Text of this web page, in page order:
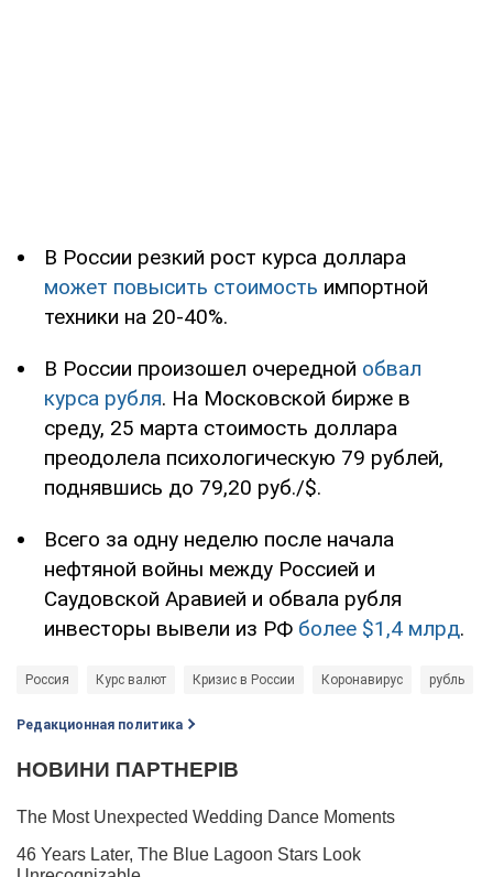
В России резкий рост курса доллара
может повысить стоимость импортной
техники на 20-40%.
В России произошел очередной обвал
курса рубля. На Московской бирже в
среду, 25 марта стоимость доллара
преодолела психологическую 79 рублей,
поднявшись до 79,20 руб./$.
Всего за одну неделю после начала
нефтяной войны между Россией и
Саудовской Аравией и обвала рубля
инвесторы вывели из РФ более $1,4 млрд.
Россия Курс валют Кризис в России Коронавирус рубль
Редакционная политика